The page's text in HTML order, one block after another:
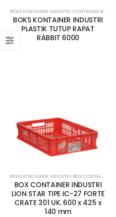
BOKS KONTAINER INDUSTRI,CONTAINER BOX INDUSTRI AMBON
BOKS KONTAINER INDUSTRI
PLASTIK TUTUP RAPAT
RABBIT 6000
BOKS KONTAINER INDUSTRI, BOX CONTAINER LUBANG
BOX CONTAINER INDUSTRI
LION STAR TIPE IC-27 FORTE
CRATE 301 UK. 600 x 425 x
140 mm